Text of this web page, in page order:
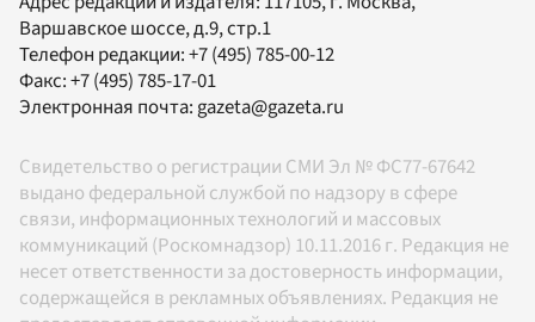
Варшавское шоссе, д.9, стр.1
Телефон редакции:+7 (495) 785-00-12
Факс:+7 (495) 785-17-01
Электронная почта: gazeta@gazeta.ru
Свидетельство о регистрации СМИ Эл № ФС77-67642
выдано федеральной службой по надзору в сфере
связи, информационных технологий и массовых
коммуникаций (Роскомнадзор) 10.11.2016 г. Редакция не
несет ответственности за достоверность информации,
содержащейся в рекламных объявлениях. Редакция не